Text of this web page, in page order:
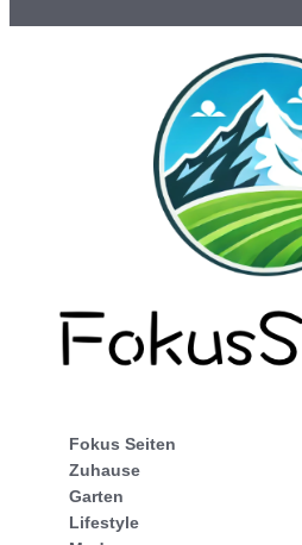
Fokus Seiten
Zuhause
Garten
Lifestyle